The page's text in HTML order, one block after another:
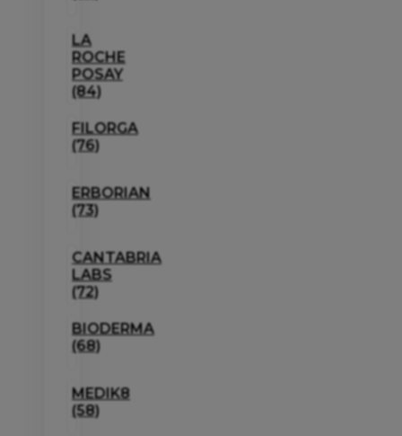
LA
ROCHE
POSAY
(84)
FILORGA
(76)
ERBORIAN
(73)
CANTABRIA
LABS
(72)
BIODERMA
(68)
MEDIK8
(58)